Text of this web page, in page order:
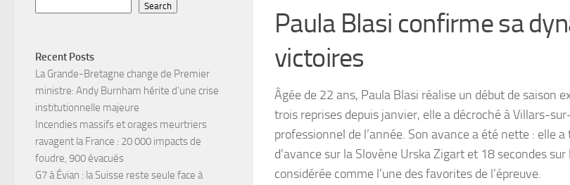
Paula Blasi confirme sa
victoires
Âgée de 22 ans, Paula Blasi réalise un début de saison
trois reprises depuis janvier, elle a décroché à Villars-
professionnel de l’année. Son avance a été nette : elle
d’avance sur la Slovène Urska Zigart et 18 secondes
considérée comme l’une des favorites de l’épreuve.
Search
Recent Posts
La Grande-Bretagne change de Premier
ministre: Andy Burnham hérite d’une crise
institutionnelle majeure
Incendies massifs et orages meurtriers
ravagent la France : 20 000 impacts de
foudre, 900 évacués
G7 à Évian : la Suisse reste seule face à